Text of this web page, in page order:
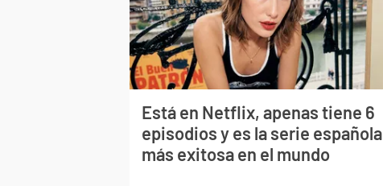
Está en Netflix, apenas tiene 6
episodios y es la serie española
más exitosa en el mundo